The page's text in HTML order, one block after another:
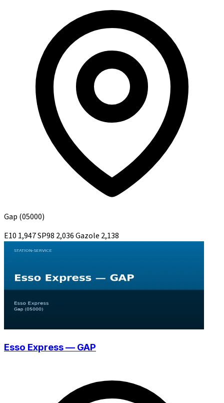
Gap (05000)
E10 1,947SP98 2,036Gazole 2,138
Esso Express — GAP